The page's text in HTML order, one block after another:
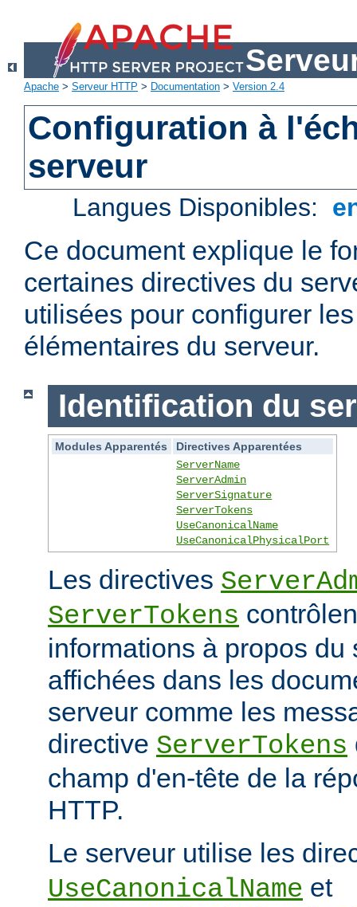
Apache > Serveur HTTP > Documentation > Version 2.4
Configuration à
serveur
Langues Disponibles:
Ce document explique le
certaines directives du
utilisées pour configurer
élémentaires du serveur.
Identification du
Modules Apparentés
Directives Apparentées
ServerName
ServerAdmin
ServerSignature
ServerTokens
UseCanonicalName
UseCanonicalPhysicalPort
Les directives
ServerTokens
informations à propos du
affichées dans les
serveur comme les
directive ServerTokens
champ d'en-tête de la
HTTP.
Le serveur utilise les
UseCanonicalName et